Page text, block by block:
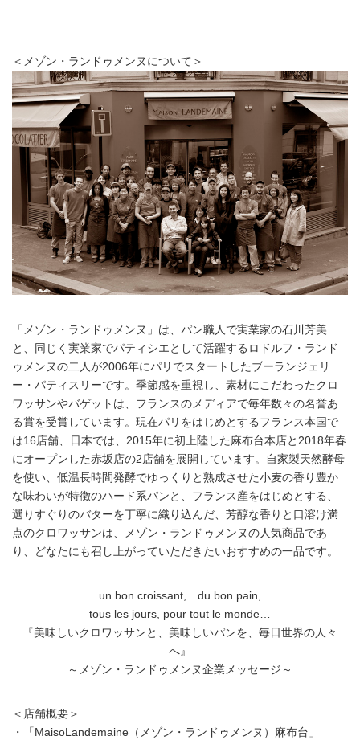
＜メゾン・ランドゥメンヌについて＞
「メゾン・ランドゥメンヌ」は、パン職人で実業家の石川芳美
と、同じく実業家でパティシエとして活躍するロドルフ・ランド
ゥメンヌの二人が2006年にパリでスタートしたブーランジェリ
ー・パティスリーです。季節感を重視し、素材にこだわったクロ
ワッサンやバゲットは、フランスのメディアで毎年数々の名誉あ
る賞を受賞しています。現在パリをはじめとするフランス本国で
は16店舗、日本では、2015年に初上陸した麻布台本店と2018年春
にオープンした赤坂店の2店舗を展開しています。自家製天然酵母
を使い、低温長時間発酵でゆっくりと熟成させた小麦の香り豊か
な味わいが特徴のハード系パンと、フランス産をはじめとする、
選りすぐりのバターを丁寧に織り込んだ、芳醇な香りと口溶け満
点のクロワッサンは、メゾン・ランドゥメンヌの人気商品であ
り、どなたにも召し上がっていただきたいおすすめの一品です。
un bon croissant, du bon pain,
tous les jours, pour tout le monde…
『美味しいクロワッサンと、美味しいパンを、毎日世界の人々
へ』
～メゾン・ランドゥメンヌ企業メッセージ～
＜店舗概要＞
・「MaisoLandemaine（メゾン・ランドゥメンヌ）麻布台」